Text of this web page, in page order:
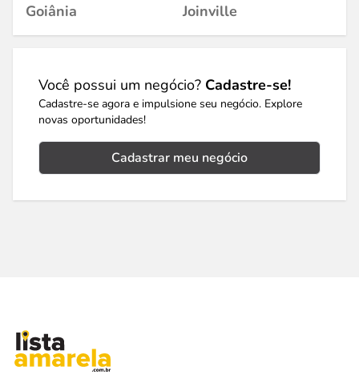
Goiânia
Joinville
Você possui um negócio? Cadastre-se!
Cadastre-se agora e impulsione seu negócio. Explore
novas oportunidades!
Cadastrar meu negócio